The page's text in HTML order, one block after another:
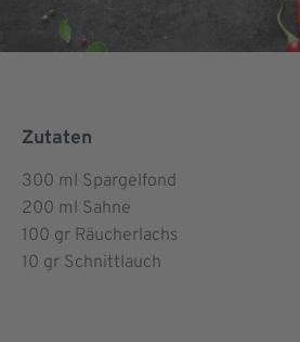
Zutaten
300 ml Spargelfond
200 ml Sahne
100 gr Räucherlachs
10 gr Schnittlauch